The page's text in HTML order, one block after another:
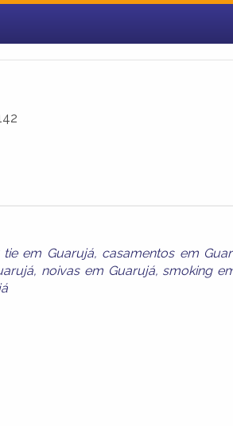
tie em Guarujá, casamentos em
, noivas em Guarujá, smoking